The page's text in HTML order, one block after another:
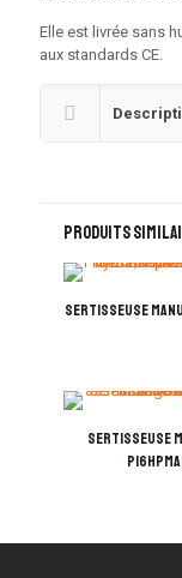
Elle est livrée sans
aux standards CE.
Produits
Sertisseuse
Sertisseuse